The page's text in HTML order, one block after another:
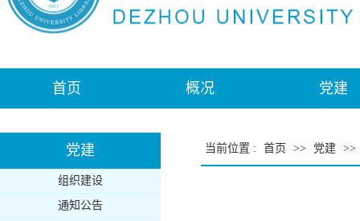
首页 概况 党建
党建
组织建设
通知公告
当前位置 : 首页 >> 党建 >>